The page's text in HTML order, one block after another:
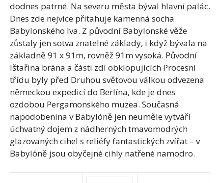
dodnes patrné. Na severu města býval hlavní palác.
Dnes zde nejvíce přitahuje kamenná socha
Babylonského lva. Z původní Babylonské věže
zůstaly jen sotva znatelné základy, i když bývala na
základně 91 x 91m, rovněž 91m vysoká. Původní
Ištařina brána a části zdí obklopujících Procesní
třídu byly před Druhou světovou válkou odvezena
německou expedicí do Berlína, kde je dnes
ozdobou Pergamonského muzea. Současná
napodobenina v Babylóně jen neuměle vytváří
úchvatný dojem z nádherných tmavomodrých
glazovaných cihel s reliéfy fantastických zvířat – v
Babylóně jsou obyčejné cihly natřené namodro.